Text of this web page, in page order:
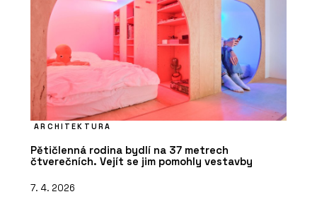
ARCHITEKTURA
Pětičlenná rodina bydlí na 37 metrech
čtverečních. Vejít se jim pomohly vestavby
7. 4. 2026